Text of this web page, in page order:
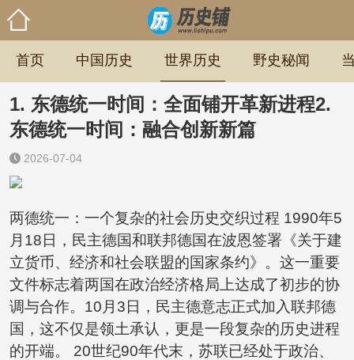
首页 中国历史 世界历史 野史秘闻
1. 东德统一时间：全面铺开革新进程2.
东德统一时间：融合创新新篇
2026-07-04
两德统一：一个复杂的社会历史交织过程 1990年5
月18日，民主德国和联邦德国在波恩签署《关于建
立货币、经济和社会联盟的国家条约》。这一重要
文件标志着两国在政治经济格局上达成了初步的协
调与合作。10月3日，民主德意志正式加入联邦德
国，这不仅是领土承认，更是一段复杂的历史进程
的开端。 20世纪90年代末，苏联已经处于政治、